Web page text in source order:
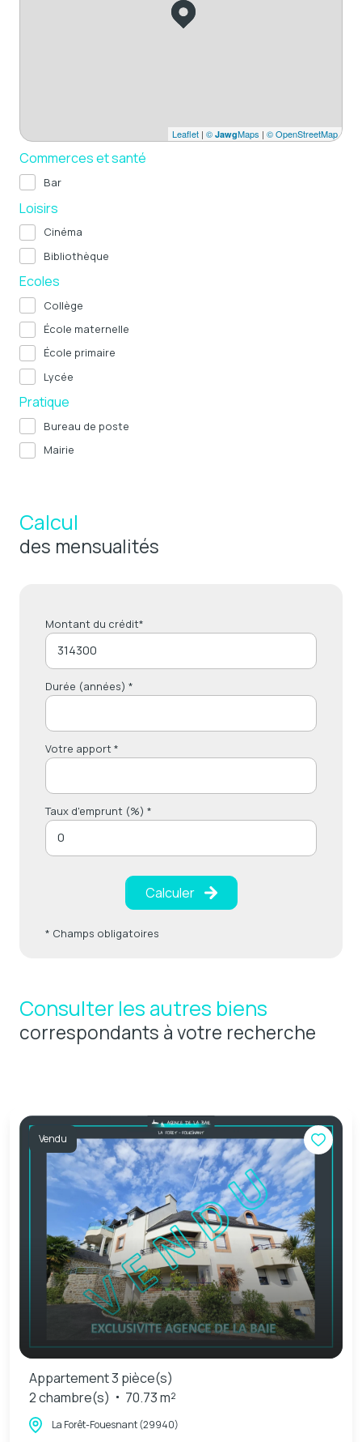
Leaflet | © JawgMaps | © OpenStreetMap
Commerces et santé
Bar
Loisirs
Cinéma
Bibliothèque
Ecoles
Collège
École maternelle
École primaire
Lycée
Pratique
Bureau de poste
Mairie
Calcul
des mensualités
Montant du crédit*
Durée (années) *
Votre apport *
Taux d'emprunt (%) *
Calculer
* Champs obligatoires
Consulter les autres biens
correspondants à votre recherche
Vendu
Appartement 3 pièce(s)
2 chambre(s)
70.73 m²
La Forêt-Fouesnant (29940)